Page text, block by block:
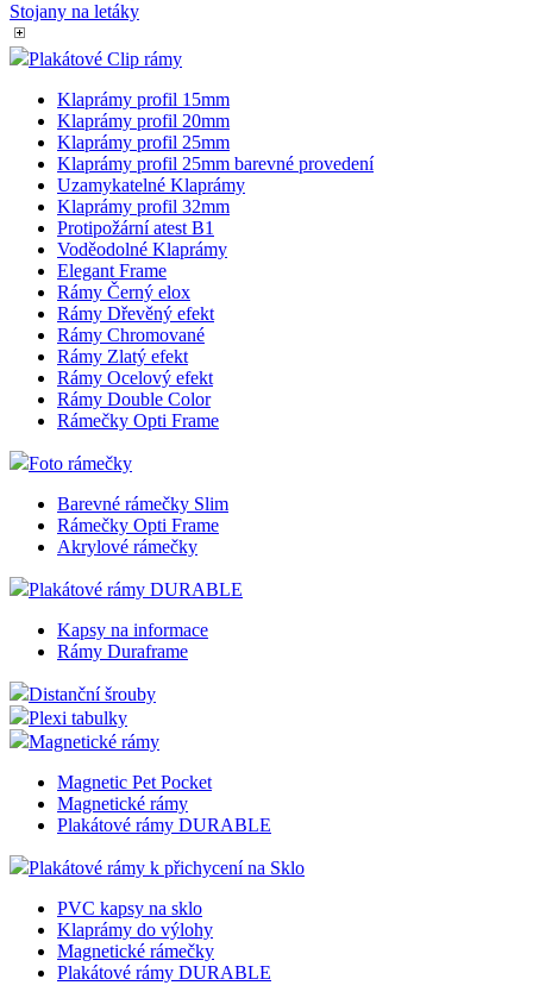
Cocktail Brochure Wall
Losovací boxy
Stojany na letáky
Plakátové Clip rámy
Klaprámy profil 15mm
Klaprámy profil 20mm
Klaprámy profil 25mm
Klaprámy profil 25mm barevné provedení
Uzamykatelné Klaprámy
Klaprámy profil 32mm
Protipožární atest B1
Voděodolné Klaprámy
Elegant Frame
Rámy Černý elox
Rámy Dřevěný efekt
Rámy Chromované
Rámy Zlatý efekt
Rámy Ocelový efekt
Rámy Double Color
Rámečky Opti Frame
Foto rámečky
Barevné rámečky Slim
Rámečky Opti Frame
Akrylové rámečky
Plakátové rámy DURABLE
Kapsy na informace
Rámy Duraframe
Plexi tabulky
Magnetické rámy
Magnetic Pet Pocket
Magnetické rámy
Plakátové rámy DURABLE